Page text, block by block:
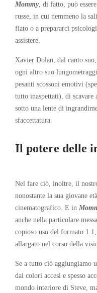
Mommy, di fatto, può
russe, in cui nemmeno la
fiato o a prepararci
assistere.
Xavier Dolan, dal canto
ogni altro suo
pesanti scossoni emotivi
tutto inaspettati), di scavare
sotto una lente di
sfaccettatura.
Il potere delle
Nel fare ciò, inoltre, il
nonostante la sua giovane
cinematografico. E in
anche nella particolare
copioso uso del formato
allargato nel corso della
Se a tutto ciò aggiungiamo
dai colori accesi e spesso
mondo interiore di Steve,